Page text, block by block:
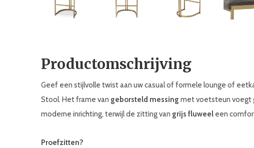
Productomschrijving
Geef een stijlvolle twist aan uw casual of formele lounge of
Stool. Het frame van geborsteld messing met voetsteun voegt
moderne inrichting, terwijl de zitting van grijs fluweel een
Proefzitten?